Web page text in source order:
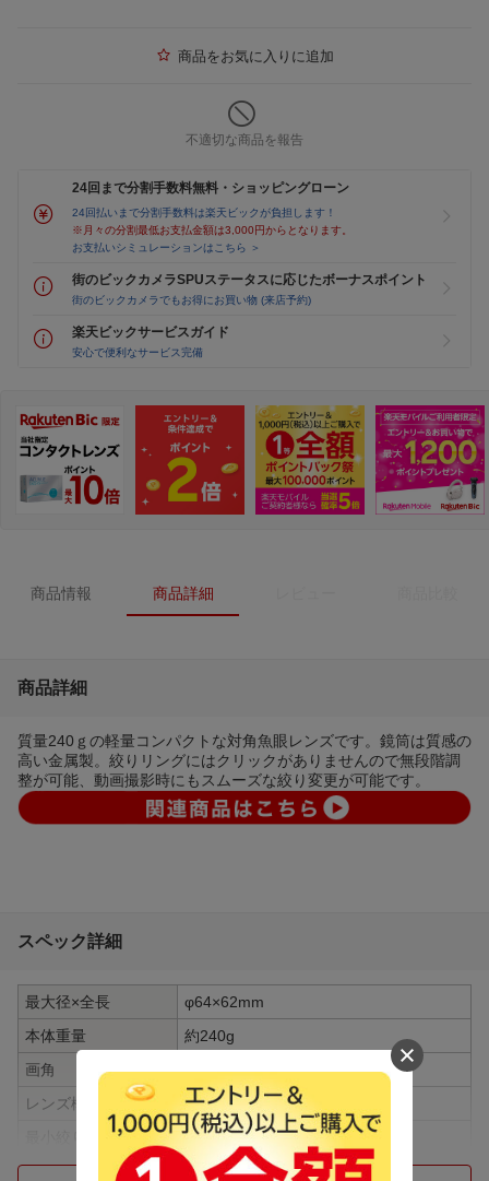
商品をお気に入りに追加
不適切な商品を報告
24回まで分割手数料無料・ショッピングローン
24回払いまで分割手数料は楽天ビックが負担します！
※月々の分割最低お支払金額は3,000円からとなります。
お支払いシミュレーションはこちら ＞
街のビックカメラSPUステータスに応じたボーナスポイント
街のビックカメラでもお得にお買い物 (来店予約)
楽天ビックサービスガイド
安心で便利なサービス完備
商品情報 商品詳細
商品詳細
質量240ｇの軽量コンパクトな対角魚眼レンズです。鏡筒は質感の
高い金属製。絞りリングにはクリックがありませんので無段階調
整が可能、動画撮影時にもスムーズな絞り変更が可能です。
スペック詳細
最大径×全長
φ64×62mm
本体重量
約240g
画角
180°
レンズ構成
9群11枚
F22
焦点距離
8mm